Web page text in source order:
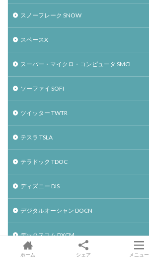
スノーフレーク SNOW
スペースX
スーパー・マイクロ・コンピュータ SMCI
ソーファイ SOFI
ツイッター TWTR
テスラ TSLA
テラドック TDOC
ディズニー DIS
デジタルオーシャン DOCN
デックスコム DXCM
デュオリンゴ DUOL
ホーム シェア メニュー